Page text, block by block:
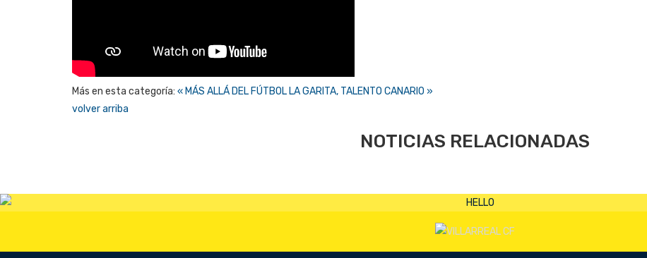
Más en esta categoría: « MÁS ALLÁ DEL FÚTBOL LA GARITA, TALENTO CANARIO »
volver arriba
NOTICIAS RELACIONADAS